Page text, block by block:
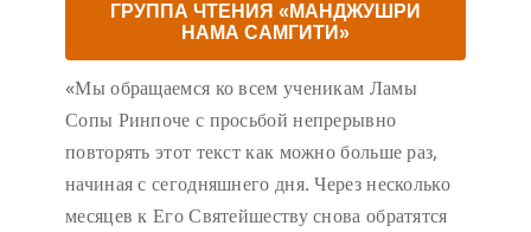
ГРУППА ЧТЕНИЯ «МАНДЖУШРИ
НАМА САМГИТИ»
«Мы обращаемся ко всем ученикам Ламы
Сопы Ринпоче с просьбой непрерывно
повторять этот текст как можно больше раз,
начиная с сегодняшнего дня. Через несколько
месяцев к Его Святейшеству снова обратятся